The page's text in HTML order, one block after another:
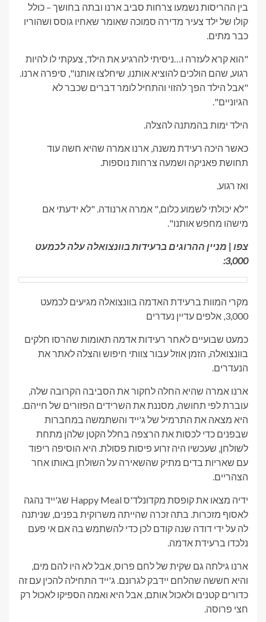
בין ההריסות נשמעו צרחות סביב ארנו ובתה בחושך – כולל
קולו של ילד צעיר מדירה סמוכה שאומר שאחיו גוסס ושהוריו
כבר מתים.
"הוא קרא לעזרה ו…ניסיתי להרגיע את הילד, צעקתי לו להיות
רגוע, שהם הולכים להוציא אותנו, שיחלצו אותנו", סיפרה ארנו.
"אבל הילד הפך להזוי והתחיל לומר דברים שכבר לא
הגיוניים".
הילד ימות בהמתנה להצלה.
כאשר היכה רעידת משנה, ארנו אמרה שהיא חשה עוד
תחושת פאניקה ושמעה צרחות נוספות.
ואז רגוע.
"לא יכולתי לשמוע כלום," אמרה ארנודה. "לא ידעתי אם
מישהו מחפש אותנו".
צפו | מניין ההרוגים ברעידות בוונצואלה עלה לכמעט
3,000:
מקרי המוות ברעידת האדמה בוונצואלה מגיעים לכמעט
3,000, אלפים עדיין נעדרים
כמעט שבועיים לאחר רעידות אדמה תאומות שהרסו חלקים
בוונצואלה, הזמן אוזל עבור צוותי חיפוש והצלה לאתר את
הנעדרים.
ארנו אמרה שהיא החלה לחקור את הסביבה הקרובה שלה,
עוברת לפי תחושה, מסננת את השרידים הפזורים של חייהם.
היא מצאה את התרמיל של ג'ייד והשתמשה במחברות
שבפנים כדי לכסות את הרצפה בחלל הקטן שלהן מתחת
לשולחן, שעכשיו היה זרוע פיסות פסולת. היא הוסיפה ריפוד
עם שאריות בדים מתיק שהשאירה על השולחן באותו אחר
הצהריים.
ידיה מצאו את קופסת מקדונלד'ס Happy Meal שג'ייד נהגה
לאסוף מזכרות. בתה זכרה שהייתה משרוקית בפנים, שניתנה
לה על ידי דודה שנה קודם לכן כדי להשתמש בה אם אי פעם
נלכדו ברעידת אדמה.
ארנו גילתה גם שקית של לחם פרוס, אבל לא היו להם מים,
והיא חששה שהלחם יידבק לגרונם. ג'ייד התחילה להכין עם זה
כדורים קטנים ולאכול אותם, אבל היא ואמה הספיקו לאכול רק
חצי פרוסה.